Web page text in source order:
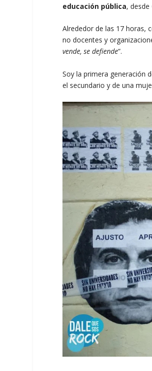
educación pública, desde
Alrededor de las 17 horas,
no docentes y
vende, se defiende”.
Soy la primera generación
el secundario y de una